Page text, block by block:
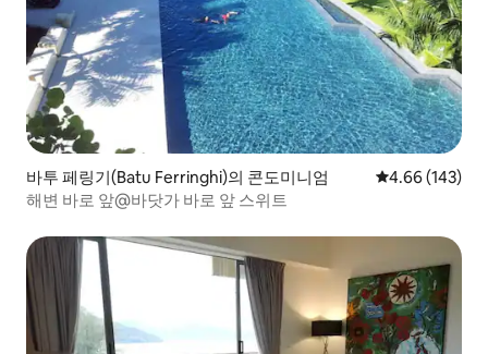
바투 페링기(Batu Ferringhi)의 콘도미니엄 평점 4.66점(5
4.66 (143)
해변 바로 앞@바닷가 바로 앞 스위트